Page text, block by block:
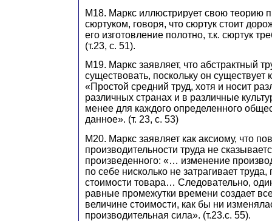
М18. Маркс иллюстрирует свою теорию
сюртуком, говоря, что сюртук стоит
его изготовление полотно, т.к. сюртук
(т.23, с. 51).
М19. Маркс заявляет, что абстрактный
существовать, поскольку он существует
«Простой средний труд, хотя и носит
различных странах и в различные
менее для каждого определенного
данное». (т. 23, c. 53)
М20. Маркс заявляет как аксиому, что
производительности труда не
произведенного: «… изменение
по себе нисколько не затрагивает
стоимости товара… Следовательно,
равные промежутки времени создает
величине стоимости, как бы ни
производительная сила». (т.23.с. 55).